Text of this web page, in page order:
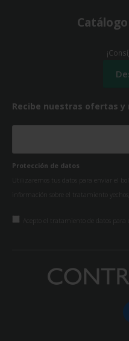
Recibe nuestras ofertas y
Protección de datos
Utilizaremos tus datos para enviar el
información sobre el tratamiento
Acepto el tratamiento de datos